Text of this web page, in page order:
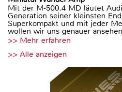
Mit der M-500.4 MD läutet
Generation seiner kleinsten
Superkompakt und mit jeder
wollen wir uns genauer
>> Mehr erfahren
>> Alle anzeigen